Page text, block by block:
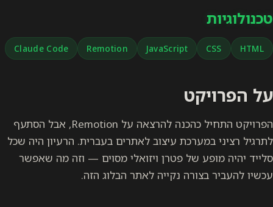
טכנולוגיות
HTML
CSS
JavaScript
Remotion
Claude Code
על הפרויקט
הפרויקט התחיל כהכנה להרצאה על Remotion, אבל הסתעף
לתרגיל רציני במערכת עיצוב לאתרים בעברית. הרעיון היה שכל
סלייד יהיה מופע של פטרן ויזואלי מסוים — וזה מה שאפשר
עכשיו להעביר בצורה נקייה לאתר הבלוג הזה.